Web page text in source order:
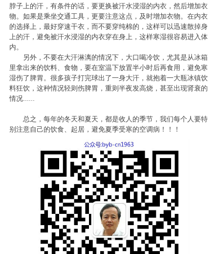
脖子上的汗，有条件的话，要更换被汗水浸湿的内衣，然后增加衣
物。如果是乘坐交通工具，更要注意这点，及时增加衣物。在内衣
的选择上，最好穿速干衣，而不要穿纯棉的，这样可以迅速散掉身
上的汗，避免被汗水浸湿的内衣穿在身上，这样寒湿很容易进入体
内。
另外，不要在大汗淋漓的情况下，大口喝冷饮，尤其是从冰箱
里拿出来的饮料、食物，要在室温下放置半小时后再食用，避免寒
湿伤了脾胃。很多孩子打完球出了一身大汗，就抱着一大瓶冰镇饮
料狂饮，这种情况轻则伤脾胃，重则半夜发高烧，甚至出现肾衰的
情况......
总之，每年的冬天和夏天，都是收人的季节，我们每个人要特
别注意自己的饮食、起居，避免夏季受寒的空调病！！！